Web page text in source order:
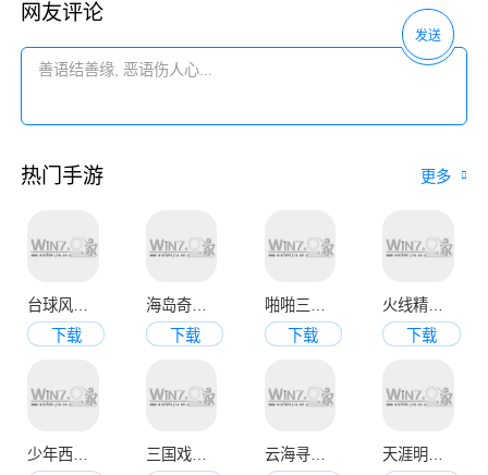
网友评论
发送
热门手游 更多
台球风云手机版
下载
海岛奇兵九游官方版
下载
下载
下载
三国戏魏传
云海寻仙记